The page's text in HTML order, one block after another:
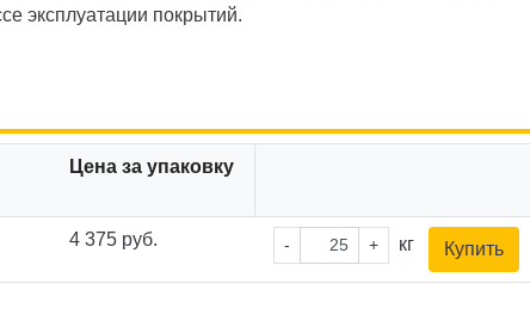
эксплуатации покрытий.
Цена за упаковку
4 375 руб. - + кг Купить